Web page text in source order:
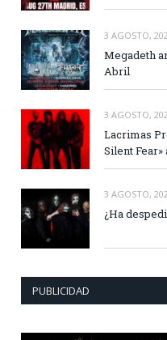
3 AGOSTO,
Megadeth
Abril
3 AGOSTO,
Lacrimas
Silent
3 AGOSTO,
¿Ha
PUBLICIDAD